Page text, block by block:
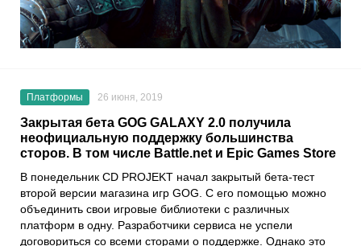
Платформы 26 июня, 2019
Закрытая бета GOG GALAXY 2.0 получила
неофициальную поддержку большинства
сторов. В том числе Battle.net и Epic Games Store
В понедельник CD PROJEKT начал закрытый бета-тест
второй версии магазина игр GOG. С его помощью можно
объединить свои игровые библиотеки с различных
платформ в одну. Разработчики сервиса не успели
договориться со всеми сторами о поддержке. Однако это